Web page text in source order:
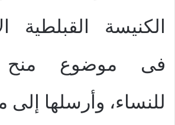
الكنيسة القبلطية
فى موضوع منح
للنساء، وأرسلها إلى